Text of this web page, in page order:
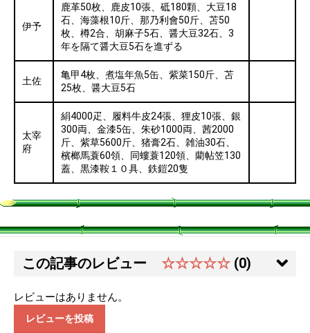
伊予
鹿革50枚、鹿皮10張、砥180顆、大豆18
石、海藻根10斤、那乃利會50斤、苫50
枚、樽2合、胡麻子5石、醤大豆32石、3
年を隔て醤大豆5石を進ずる
土佐
亀甲4枚、煮塩年魚5缶、紫菜150斤、苫
25枚、醤大豆5石
太宰
府
絹4000疋、履料牛皮24張、狸皮10張、銀
300両、金漆5缶、朱砂1000両、茜2000
斤、紫草5600斤、猪膏2石、雑油30石、
檳榔馬蓑60領、同螻蓑120領、藺帖笠130
蓋、黒漆鞍１０具、鉄鎧20隻
この記事のレビュー ☆☆☆☆☆ (0)
レビューはありません。
レビューを投稿